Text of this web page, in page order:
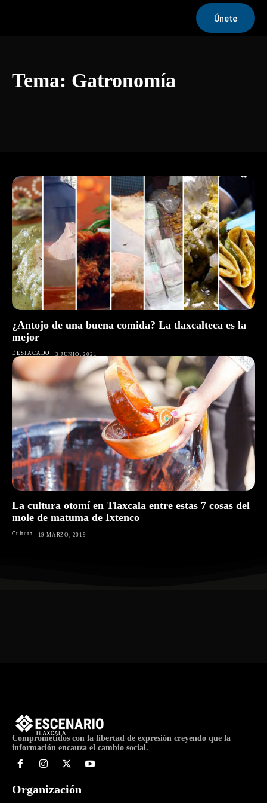
Únete
Tema: Gatronomía
¿Antojo de una buena comida? La tlaxcalteca es la
mejor
DESTACADO 3 JUNIO, 2021
La cultura otomí en Tlaxcala entre estas 7 cosas del
mole de matuma de Ixtenco
Cultura 19 MARZO, 2019
Comprometidos con la libertad de expresión creyendo que la
información encauza el cambio social.
Organización